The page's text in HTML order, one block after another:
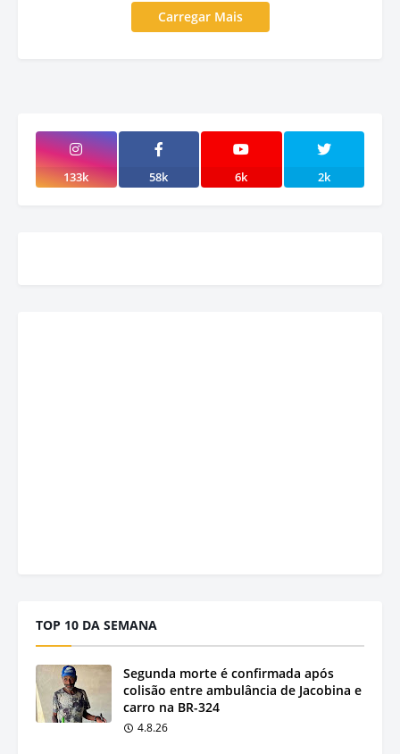
Carregar Mais
133k 58k 6k 2k
TOP 10 DA SEMANA
Segunda morte é confirmada após
colisão entre ambulância de Jacobina e
carro na BR-324
4.8.26